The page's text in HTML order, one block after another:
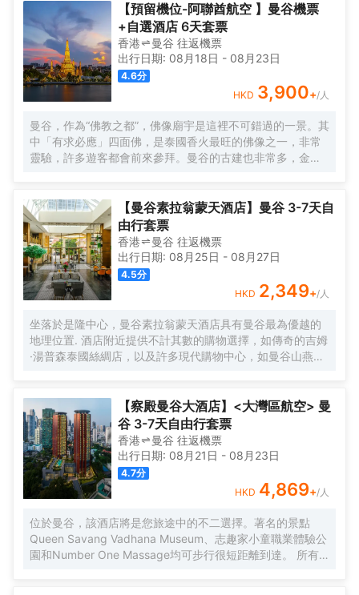
【預留機位-阿聯酋航空 】曼谷機票
+自選酒店 6天套票
香港 曼谷 往返機票
出行日期: 08月18日 - 08月23日
4.6分
HKD 3,900+/人
曼谷，作為“佛教之都”，佛像廟宇是這裡不可錯過的一景。其
中「有求必應」四面佛，是泰國香火最旺的佛像之一，非常
靈驗，許多遊客都會前來參拜。曼谷的古建也非常多，金碧
驗一下傳統泰式「馬殺雞」的古法按摩，或者與大象來一次
親密接觸，感受這座熱帶的城市獨特風情。 每年4月的宋幹
節，是泰國的傳統新年，人們在參拜寺院、浴佛儀式之後會
舉行熱鬧的潑水慶祝，考山路和是隆路的慶祝最為瘋狂。 12
月的水燈節也是一年一度的盛會，人們在河邊漂放水燈，湄
南河畔、朱拉隆功大學和藍毘尼公園等地尤其熱鬧，還會有
水燈小姐選美、歌唱比賽、戲劇表演等活動。
【曼谷素拉翁蒙天酒店】曼谷 3-7天自
由行套票
香港 曼谷 往返機票
出行日期: 08月25日 - 08月27日
4.5分
HKD 2,349+/人
坐落於是隆中心，曼谷素拉翁蒙天酒店具有曼谷最為優越的
地理位置. 酒店附近提供不計其數的購物選擇，如傳奇的吉姆
·湯普森泰國絲綢店，以及許多現代購物中心，如曼谷山燕生
公園的綠色風景。並且，這裏的溝通也非常方便，離MRT山
燕站及BTS沙拉鈴站很近。
【察殿曼谷大酒店】<大灣區航空> 曼
谷 3-7天自由行套票
香港 曼谷 往返機票
出行日期: 08月21日 - 08月23日
4.7分
HKD 4,869+/人
位於曼谷，該酒店將是您旅途中的不二選擇。著名的景點
Queen Savang Vadhana Museum、志趣家小童職業體驗公
園和Number One Massage均可步行很短距離到達。 所有